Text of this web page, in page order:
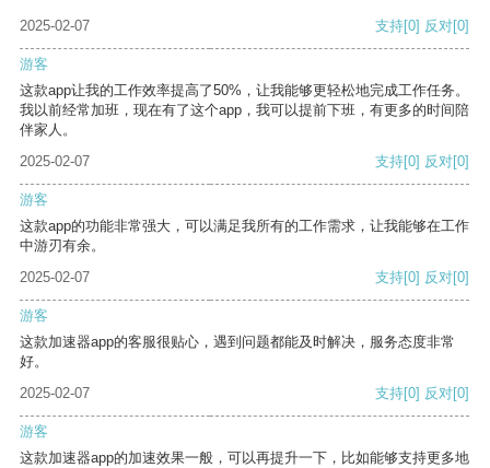
2025-02-07 支持[0] 反对[0]
游客
这款app让我的工作效率提高了50%，让我能够更轻松地完成工作任务。
我以前经常加班，现在有了这个app，我可以提前下班，有更多的时间陪
伴家人。
2025-02-07
支持[0] 反对[0]
游客
这款app的功能非常强大，可以满足我所有的工作需求，让我能够在工作
中游刃有余。
2025-02-07
支持[0] 反对[0]
游客
这款加速器app的客服很贴心，遇到问题都能及时解决，服务态度非常
好。
2025-02-07
支持[0] 反对[0]
游客
这款加速器app的加速效果一般，可以再提升一下，比如能够支持更多地